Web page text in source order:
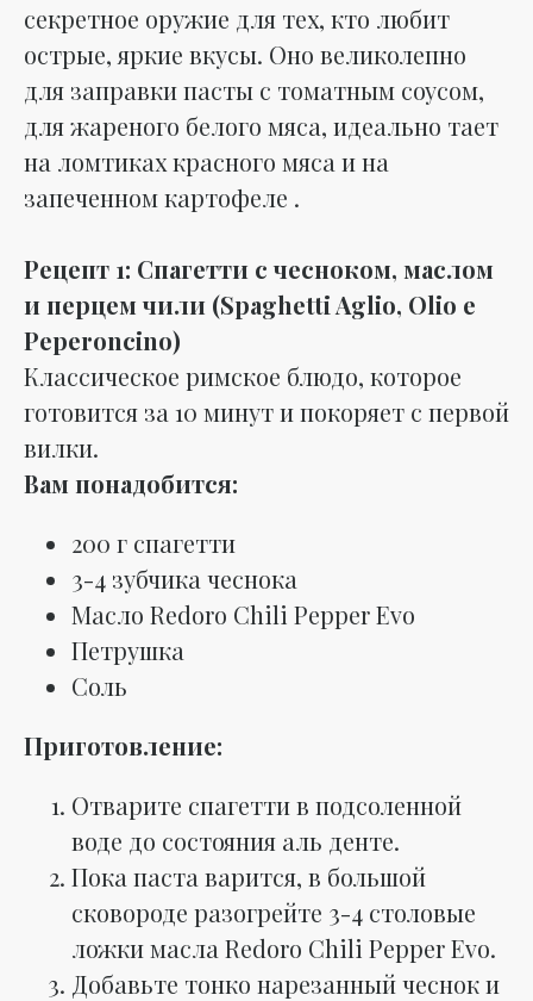
секретное оружие для тех, кто любит
острые, яркие вкусы. Оно великолепно
для заправки пасты с томатным соусом,
для жареного белого мяса, идеально тает
на ломтиках красного мяса и на
запеченном картофеле .
Рецепт 1: Спагетти с чесноком, маслом
и перцем чили (Spaghetti Aglio, Olio e
Peperoncino)
Классическое римское блюдо, которое
готовится за 10 минут и покоряет с первой
вилки.
Вам понадобится:
200 г спагетти
3-4 зубчика чеснока
Масло Redoro Chili Pepper Evo
Петрушка
Соль
Приготовление:
Отварите спагетти в подсоленной
воде до состояния аль денте.
Пока паста варится, в большой
сковороде разогрейте 3-4 столовые
ложки масла Redoro Chili Pepper Evo.
Добавьте тонко нарезанный чеснок и